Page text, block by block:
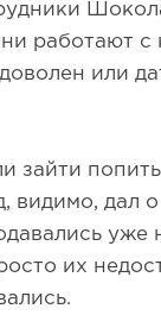
работают с
или
зайти
видимо, дал
уже
их